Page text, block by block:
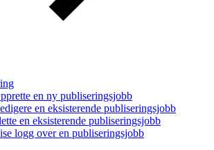
en ny publiseringsjobb
en eksisterende publiseringsjobb
en eksisterende publiseringsjobb
logg over en publiseringsjobb